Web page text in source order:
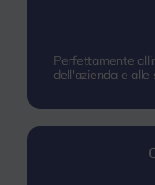
Perfettamente
dell'azienda e